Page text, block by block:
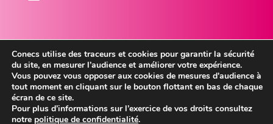
2026 © Conecs - Tous droits réservés
Mentions légales
Conecs utilise des traceurs et cookies pour garantir la sécurité
du site, en mesurer l’audience et améliorer votre expérience.
Vous pouvez vous opposer aux cookies de mesures d'audience à
tout moment en cliquant sur le bouton flottant en bas de chaque
écran de ce site.
Pour plus d’informations sur l’exercice de vos droits consultez
notre politique de confidentialité.